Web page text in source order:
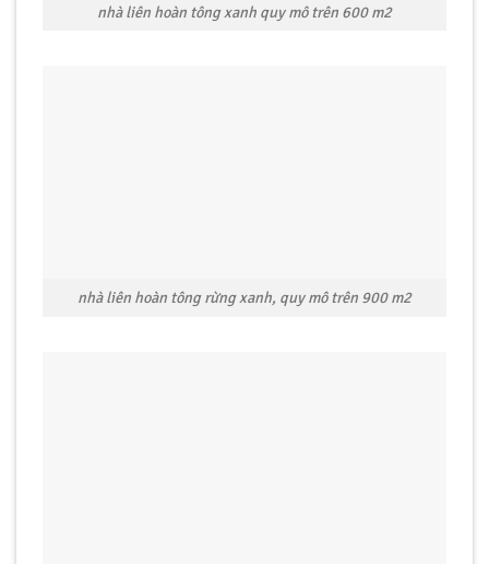
nhà liên hoàn tông xanh quy mô trên 600 m2
nhà liên hoàn tông rừng xanh, quy mô trên 900 m2